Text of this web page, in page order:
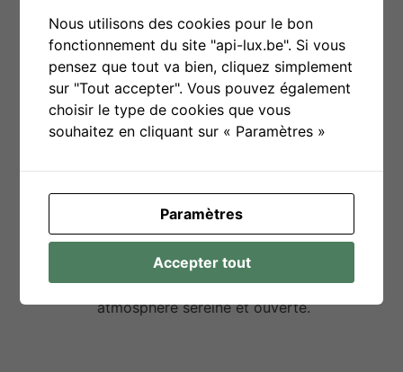
cohésion de groupe et aide les jeunes à
mieux se comprendre et à développer
des relations respectueuses et ouvertes.
Autonomie des adolescents
:
L’animation permet aux jeunes de prendre
part activement au processus, d’explorer
personnelle.
Approche bienveillante
espace de dialogue où chacun peut
s’exprimer sans crainte d’être jugé, ce qui
est essentiel pour favoriser une
atmosphère sereine et ouverte.
Nous utilisons des cookies pour le bon
fonctionnement du site "api-lux.be". Si vous
pensez que tout va bien, cliquez simplement
sur "Tout accepter". Vous pouvez également
choisir le type de cookies que vous
souhaitez en cliquant sur « Paramètres »
Paramètres
Accepter tout